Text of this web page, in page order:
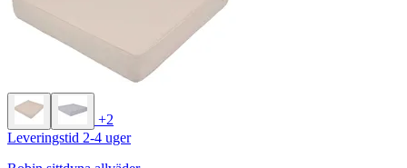
+2
Leveringstid 2-4 uger